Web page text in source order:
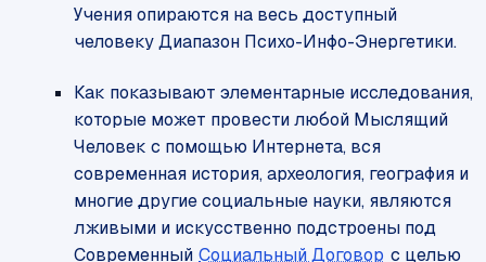
Учения опираются на весь доступный
человеку Диапазон Психо-Инфо-Энергетики.
Как показывают элементарные исследования,
которые может провести любой Мыслящий
Человек с помощью Интернета, вся
современная история, археология, география и
многие другие социальные науки, являются
лживыми и искусственно подстроены под
Современный Социальный Договор с целью